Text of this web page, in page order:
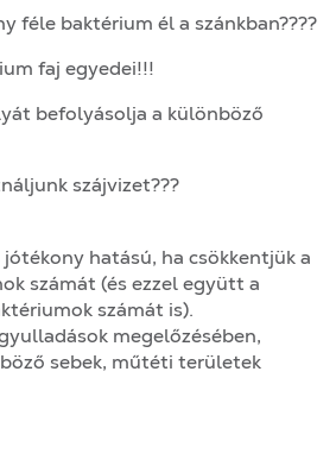
féle baktérium él a szánkban????
faj egyedei!!!
befolyásolja a különböző
szájvizet???
hatású, ha csökkentjük a
számát (és ezzel együtt a
számát is).
megelőzésében,
sebek, műtéti területek